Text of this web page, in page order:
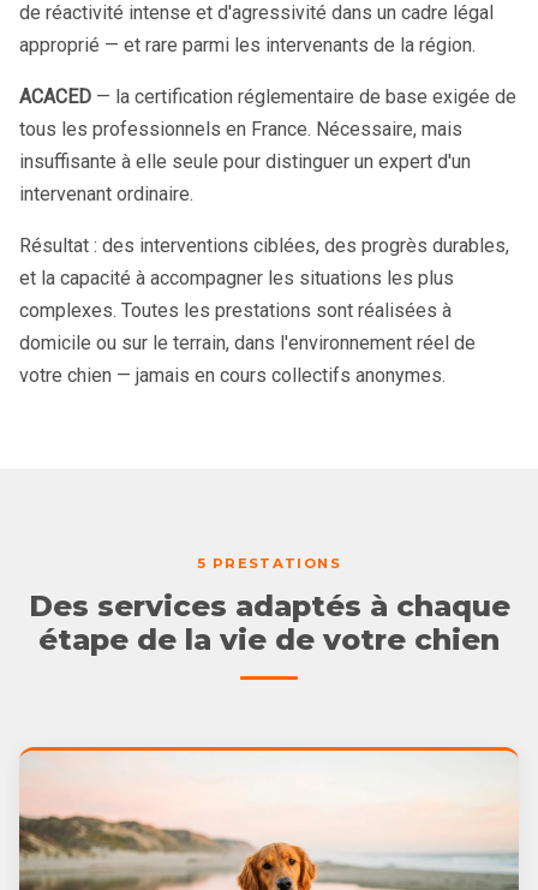
de réactivité intense et d'agressivité dans un cadre légal
approprié — et rare parmi les intervenants de la région.
ACACED — la certification réglementaire de base exigée de
tous les professionnels en France. Nécessaire, mais
insuffisante à elle seule pour distinguer un expert d'un
intervenant ordinaire.
Résultat : des interventions ciblées, des progrès durables,
et la capacité à accompagner les situations les plus
complexes. Toutes les prestations sont réalisées à
domicile ou sur le terrain, dans l'environnement réel de
votre chien — jamais en cours collectifs anonymes.
5 PRESTATIONS
Des services adaptés à chaque
étape de la vie de votre chien